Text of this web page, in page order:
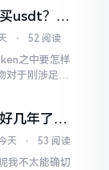
usdt？老
⋅ 52 阅读
之中要怎样
于刚涉足币
几年了，
天 ⋅ 53 阅读
我不太能确切